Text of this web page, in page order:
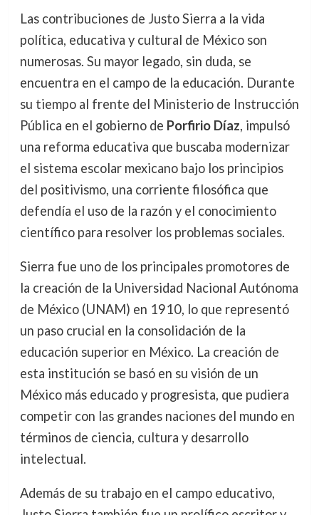
Las contribuciones de Justo Sierra a la vida
política, educativa y cultural de México son
numerosas. Su mayor legado, sin duda, se
encuentra en el campo de la educación. Durante
su tiempo al frente del Ministerio de Instrucción
Pública en el gobierno de Porfirio Díaz, impulsó
una reforma educativa que buscaba modernizar
el sistema escolar mexicano bajo los principios
del positivismo, una corriente filosófica que
defendía el uso de la razón y el conocimiento
científico para resolver los problemas sociales.
Sierra fue uno de los principales promotores de
la creación de la Universidad Nacional Autónoma
de México (UNAM) en 1910, lo que representó
un paso crucial en la consolidación de la
educación superior en México. La creación de
esta institución se basó en su visión de un
México más educado y progresista, que pudiera
competir con las grandes naciones del mundo en
términos de ciencia, cultura y desarrollo
intelectual.
Además de su trabajo en el campo educativo,